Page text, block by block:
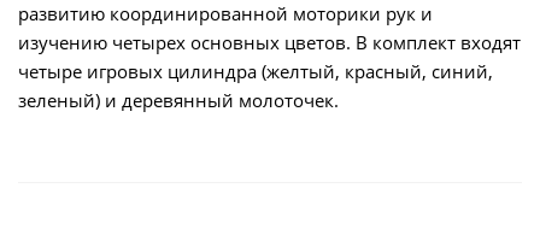
развитию координированной моторики рук и
изучению четырех основных цветов. В комплект входят
четыре игровых цилиндра (желтый, красный, синий,
зеленый) и деревянный молоточек.